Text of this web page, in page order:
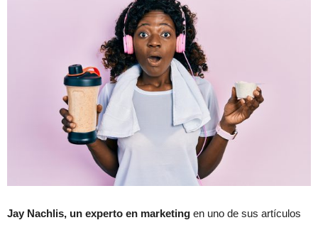
Jay Nachlis, un experto en marketing en uno de sus artículos